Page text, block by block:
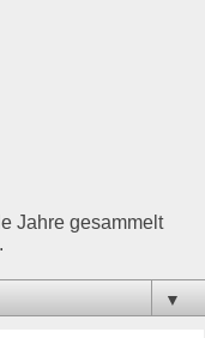
Jahre gesammelt
▼